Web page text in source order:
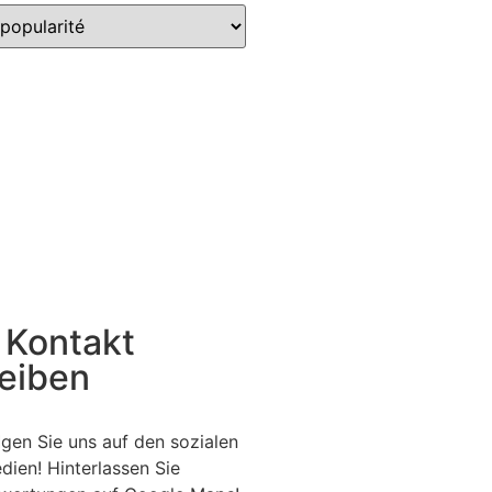
Kontakt
Sie uns auf den sozialen
Hinterlassen Sie